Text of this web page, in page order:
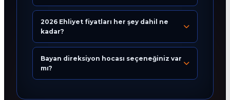
2026 Ehliyet fiyatları her şey dahil ne
kadar?
Bayan direksiyon hocası seçeneğiniz var
mı?
Bugün 11:09